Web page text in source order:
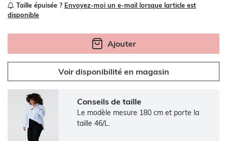
Taille épuisée ? Envoyez-moi un e-mail lorsque larticle est
disponible
Ajouter
Voir disponibilité en magasin
Conseils de taille
Le modèle mesure 180 cm et porte la
taille 46/L.